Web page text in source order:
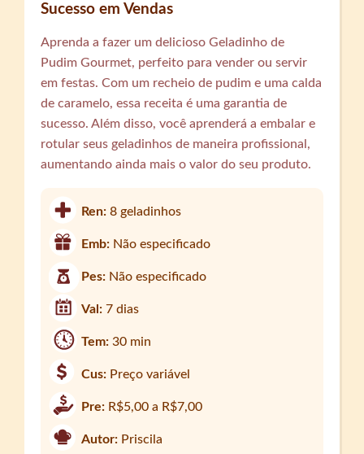
Sucesso em Vendas
Aprenda a fazer um delicioso Geladinho de
Pudim Gourmet, perfeito para vender ou servir
em festas. Com um recheio de pudim e uma calda
de caramelo, essa receita é uma garantia de
sucesso. Além disso, você aprenderá a embalar e
rotular seus geladinhos de maneira profissional,
aumentando ainda mais o valor do seu produto.
Ren:8 geladinhos
Emb: Não especificado
Pes: Não especificado
Val:7 dias
Tem:30 min
Cus: Preço variável
Pre: R$5,00 a R$7,00
Autor: Priscila